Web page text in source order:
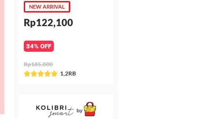
NEW ARRIVAL
Rp122,100
34% OFF
Rp185,000
Rated
of
1,2RB